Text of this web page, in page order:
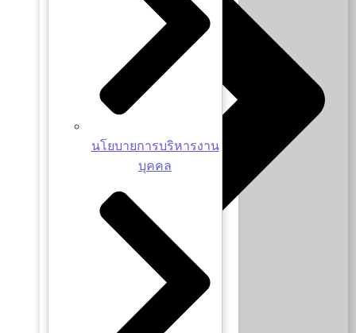
โครงสร้างองค์กร
นโยบายการบริหารงาน
บุคคล